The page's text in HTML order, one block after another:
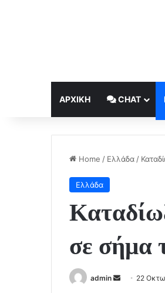
ΑΡΧΙΚΉ CHAT
Home / Ελλάδα /
Ελλάδα
σε σήμα
admin
Send 22